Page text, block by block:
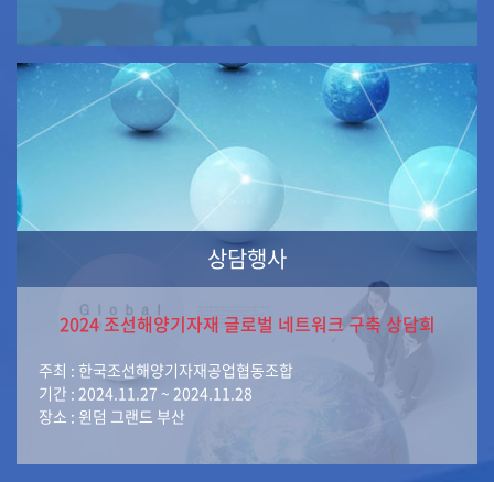
상담행사
2024 조선해양기자재 글로벌 네트워크 구축 상담회
주최 : 한국조선해양기자재공업협동조합
기간 : 2024.11.27 ~ 2024.11.28
장소 : 윈덤 그랜드 부산